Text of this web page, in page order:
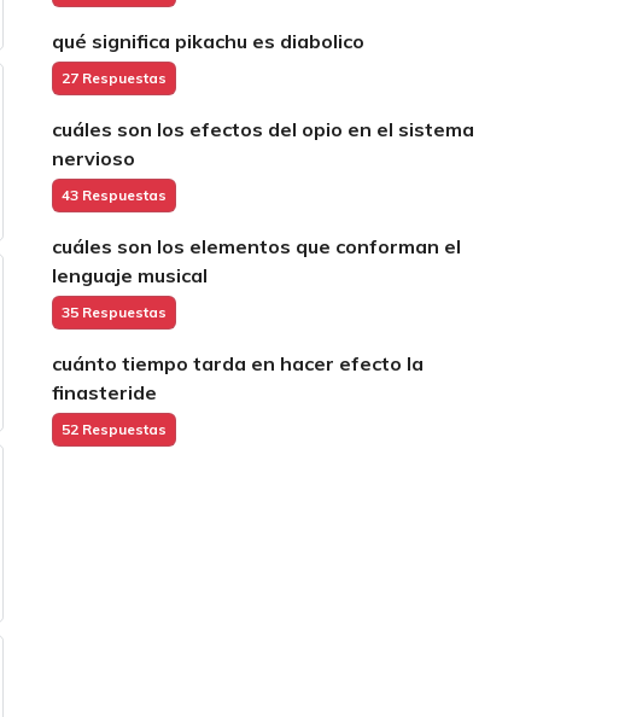
qué significa pikachu es diabolico
27 Respuestas
cuáles son los efectos del opio en el sistema
nervioso
43 Respuestas
cuáles son los elementos que conforman el
lenguaje musical
35 Respuestas
cuánto tiempo tarda en hacer efecto la
finasteride
52 Respuestas